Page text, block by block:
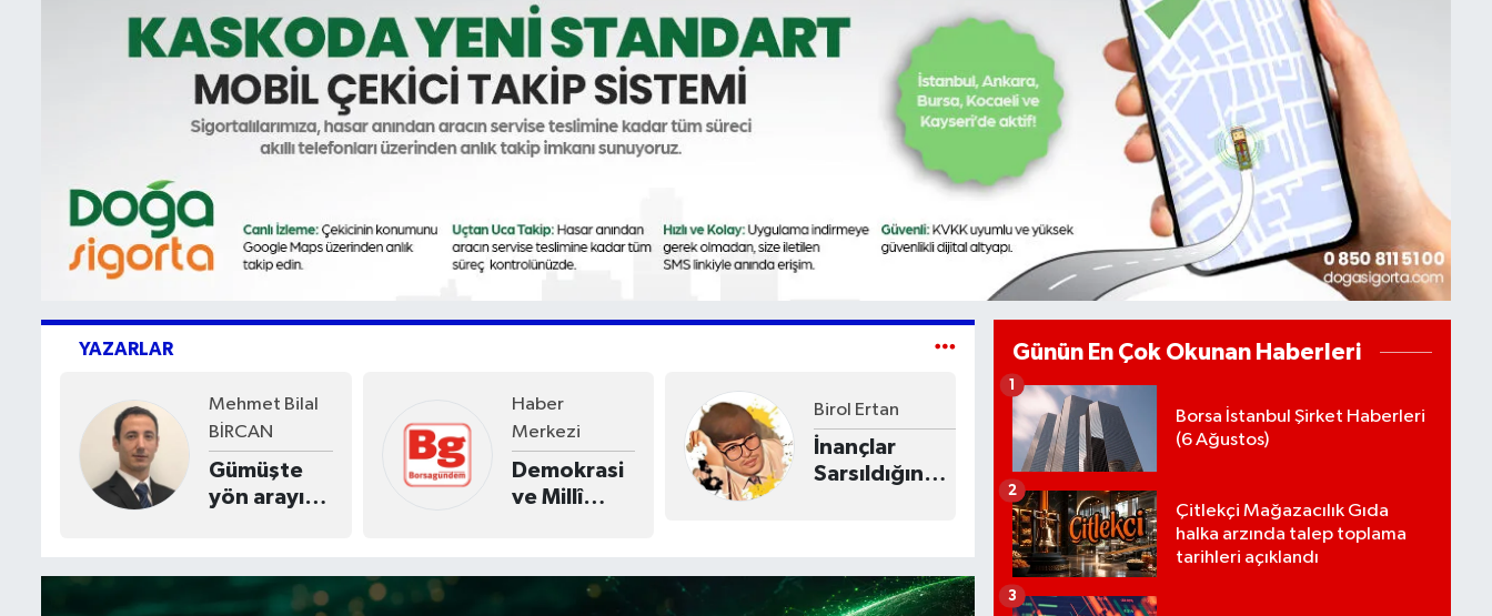
YAZARLAR
Mehmet Bilal
BİRCAN
Gümüşte
yön arayışı:
zayıf talep
mi?
Haber
Merkezi
Demokrasi
ve Millî
Birol Ertan
İnançlar
Sarsıldığında:
Günün En Çok Okunan Haberleri
Borsa İstanbul Şirket Haberleri
(6 Ağustos)
1
Çitlekçi Mağazacılık Gıda
halka arzında talep toplama
tarihleri açıklandı
2
3